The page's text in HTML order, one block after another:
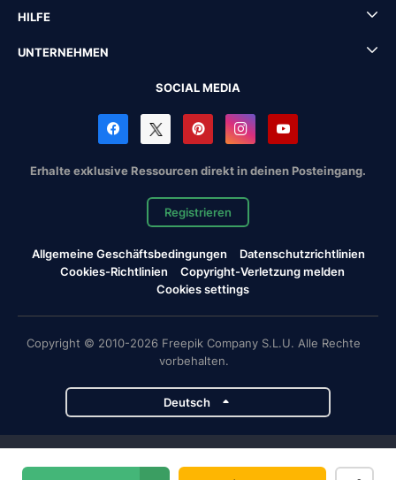
HILFE
UNTERNEHMEN
SOCIAL MEDIA
Erhalte exklusive Ressourcen direkt in deinen Posteingang.
Registrieren
Allgemeine Geschäftsbedingungen
Datenschutzrichtlinien
Cookies-Richtlinien
Copyright-Verletzung melden
Cookies settings
Copyright © 2010-2026 Freepik Company S.L.U. Alle Rechte
vorbehalten.
Deutsch